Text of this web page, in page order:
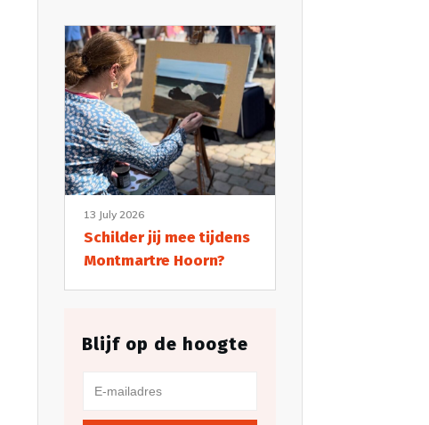
13 July 2026
Schilder jij mee tijdens
Montmartre Hoorn?
Blijf op de hoogte